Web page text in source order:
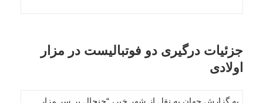
جزئیات درگیری دو فوتبالیست در مزار
اولادی
به گزارش جهان به نقل از شهر خبر، “جنجال بر سر مزار